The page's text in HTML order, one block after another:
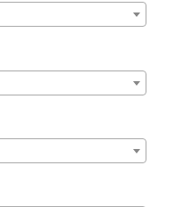
main
instead.